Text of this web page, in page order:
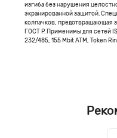
изгиба без нарушения
экранированной защитой.
колпачков, предотвращающая
ГОСТ Р. Применимы для сетей
232/485, 155 Mbit ATM, Token